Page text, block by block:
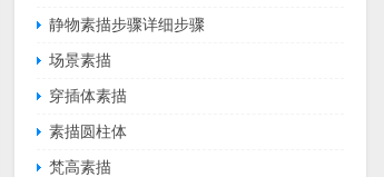
静物素描步骤详细步骤
场景素描
穿插体素描
素描圆柱体
梵高素描